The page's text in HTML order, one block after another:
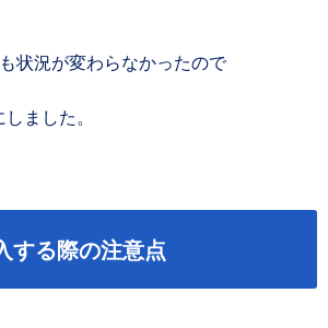
状況が変わらなかったので
ました。
する際の注意点